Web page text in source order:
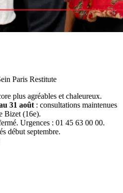
Paris Restitute
plus agréables et chaleureux.
31 août : consultations maintenues
Bizet (16e).
Urgences : 01 45 63 00 00.
début septembre.